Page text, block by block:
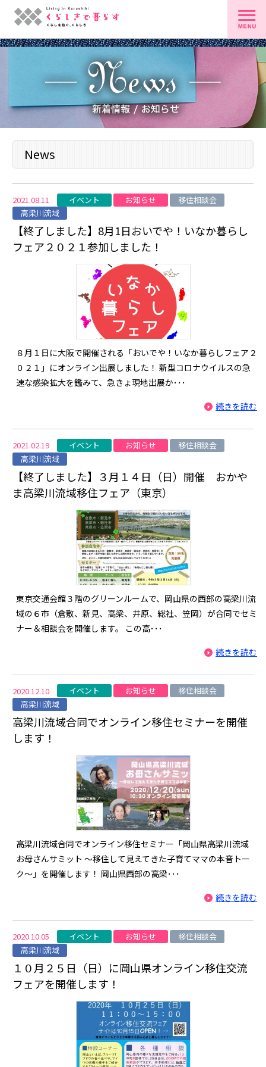
News
2021.08.11 イベント お知らせ
移住相談会
高梁川流域
【終了しました】8月1日おいでや！いなか暮らし
フェア２０２１参加しました！
８月１日に大阪で開催される「おいでや！いなか暮らしフェア２
０２１」にオンライン出展しました！ 新型コロナウイルスの急
速な感染拡大を鑑みて、急きょ現地出展か･･･
続きを読む
2021.02.19 イベント お知らせ
移住相談会
高梁川流域
【終了しました】３月１４日（日）開催 おかや
ま高梁川流域移住フェア（東京）
東京交通会館３階のグリーンルームで、岡山県の西部の高梁川流
域の６市（倉敷、新見、高梁、井原、総社、笠岡）が合同でセミ
ナー＆相談会を開催します。 この高･･･
続きを読む
2020.12.10 イベント お知らせ
移住相談会
高梁川流域
高梁川流域合同でオンライン移住セミナーを開催
します！
高梁川流域合同でオンライン移住セミナー「岡山県高梁川流域
お母さんサミット ～移住して見えてきた子育てママの本音トー
ク～」を開催します！ 岡山県西部の高梁･･･
続きを読む
2020.10.05 イベント お知らせ
移住相談会
高梁川流域
１０月２５日（日）に岡山県オンライン移住交流
フェアを開催します！